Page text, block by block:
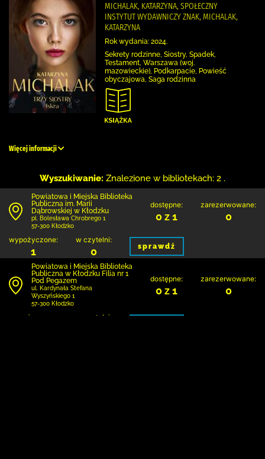
MICHALAK, KATARZYNA, SPOŁECZNY
INSTYTUT WYDAWNICZY ZNAK, MICHALAK,
KATARZYNA
Rok wydania: 2024.
Sekrety rodzinne, Siostry, Spadek,
Testament, Warszawa (woj.
mazowieckie), Podkarpacie, Powieść
obyczajowa, Saga rodzinna
Więcej informacji
Wyszukiwanie: Znalezione w bibliotekach: 2 .
Powiatowa i Miejska Biblioteka
Publiczna im. Marii
Dąbrowskiej w Kłodzku
pl. Bolesława Chrobrego 1
57-300 Kłodzko
dostępne:
0 z 1
zarezerwowane:
0
wypożyczone:
1
w czytelni:
0 sprawdź
Powiatowa i Miejska Biblioteka
Publiczna w Kłodzku Filia nr 1
Pod Pegazem
ul. Kardynała Stefana
Wyszyńskiego 1
57-300 Kłodzko
dostępne:
0 z 1
zarezerwowane:
0
wypożyczone: w czytelni: